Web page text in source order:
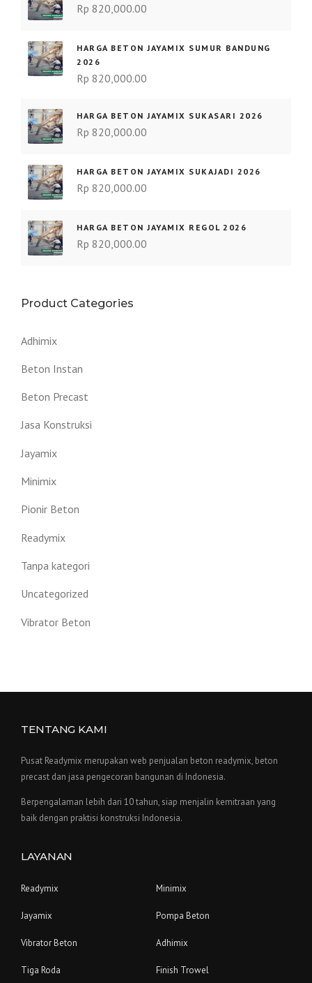
Rp 820,000.00
HARGA BETON JAYAMIX SUMUR BANDUNG
2026
Rp 820,000.00
HARGA BETON JAYAMIX SUKASARI 2026
Rp 820,000.00
HARGA BETON JAYAMIX SUKAJADI 2026
Rp 820,000.00
HARGA BETON JAYAMIX REGOL 2026
Rp 820,000.00
Product Categories
Adhimix
Beton Instan
Beton Precast
Jasa Konstruksi
Jayamix
Minimix
Pionir Beton
Readymix
Tanpa kategori
Uncategorized
Vibrator Beton
TENTANG KAMI
Pusat Readymix merupakan web penjualan beton readymix, beton
precast dan jasa pengecoran bangunan di Indonesia.
Berpengalaman lebih dari 10 tahun, siap menjalin kemitraan yang
baik dengan praktisi konstruksi Indonesia.
LAYANAN
Readymix Minimix
Jayamix Pompa Beton
Vibrator Beton Adhimix
Tiga Roda Finish Trowel